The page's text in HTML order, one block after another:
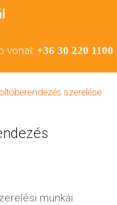
vonal: +36 30 220 1100
szerelése
munkái